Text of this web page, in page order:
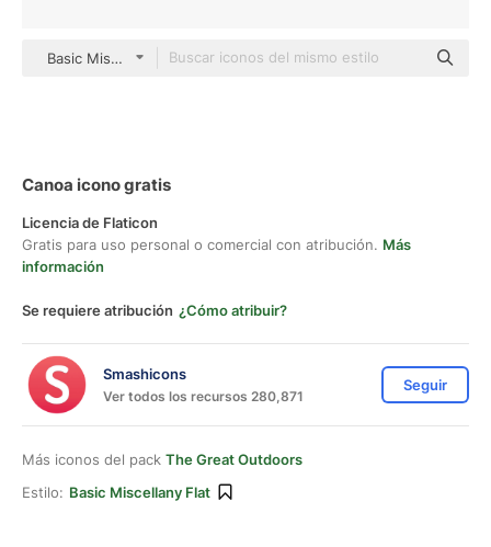
Basic Miscellany Flat
Canoa icono gratis
Licencia de Flaticon
Gratis para uso personal o comercial con atribución. Más
información
Se requiere atribución ¿Cómo atribuir?
Smashicons
Ver todos los recursos 280,871
Seguir
Más iconos del pack The Great Outdoors
Estilo: Basic Miscellany Flat